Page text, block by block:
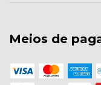
Meios de